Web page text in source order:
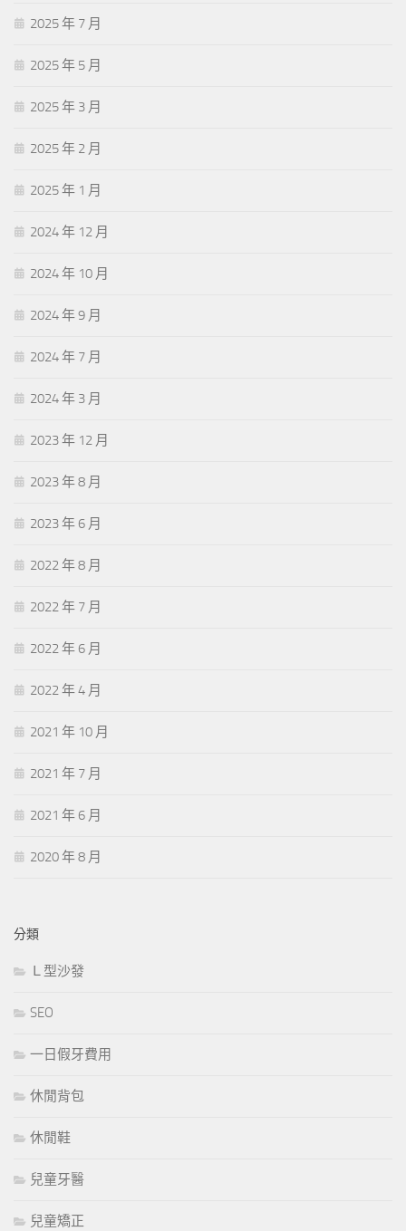
2025 年 7 月
2025 年 5 月
2025 年 3 月
2025 年 2 月
2025 年 1 月
2024 年 12 月
2024 年 10 月
2024 年 9 月
2024 年 7 月
2024 年 3 月
2023 年 12 月
2023 年 8 月
2023 年 6 月
2022 年 8 月
2022 年 7 月
2022 年 6 月
2022 年 4 月
2021 年 10 月
2021 年 7 月
2021 年 6 月
2020 年 8 月
分類
Ｌ型沙發
SEO
一日假牙費用
休閒背包
休閒鞋
兒童牙醫
兒童矯正